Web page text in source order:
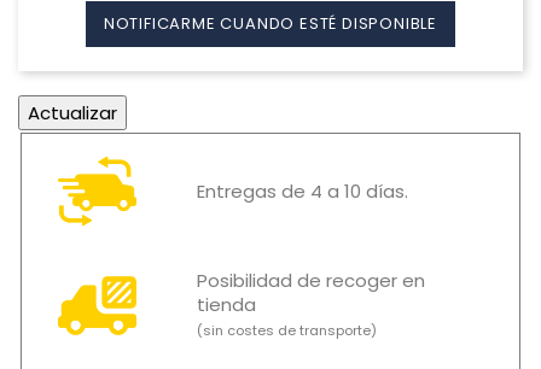
NOTIFICARME CUANDO ESTÉ DISPONIBLE
Entregas de 4 a 10 días.
Posibilidad de recoger en
tienda
(sin costes de transporte)